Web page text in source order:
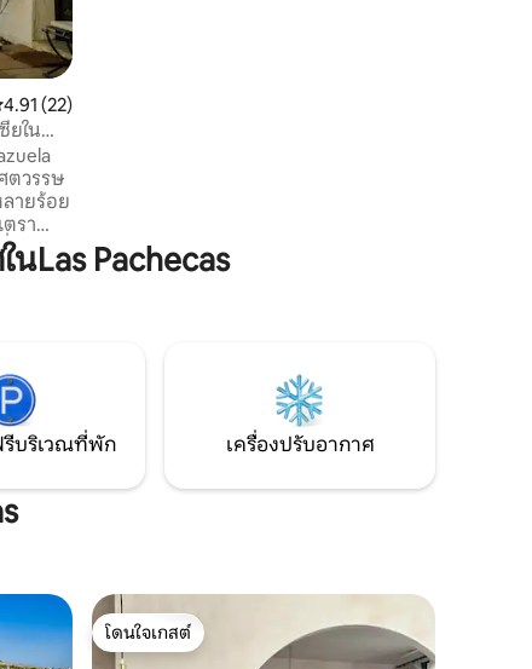
แนนเฉลี่ย 4.91 จาก 5, 22 รีวิว
4.91 (22)
ยใน
ตวรรษ
ายร้อย
รา
เหมาะ
อร์ด
าะ
คน
Las Pachecas
บริเวณที่พัก เครื่องปรับอากาศ
โดนใจเกสต์
โดนใจเกสต์